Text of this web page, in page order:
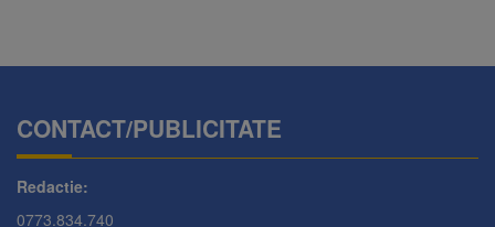
CONTACT/PUBLICITATE
Redactie:
0773.834.740